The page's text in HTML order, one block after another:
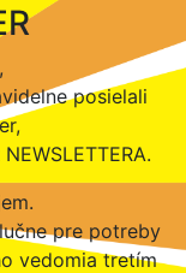
posielali
pre potreby
vedomia tretím